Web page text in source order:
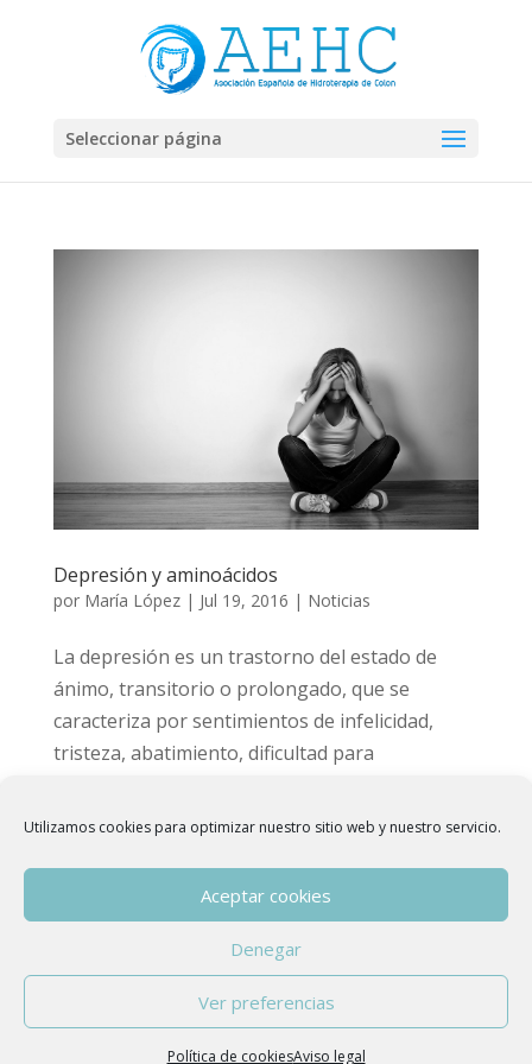
Utilizamos cookies para optimizar nuestro sitio web y nuestro servicio.
Aceptar cookies
Denegar
Ver preferencias
Política de cookiesAviso legal
Seleccionar página
Depresión y aminoácidos
por María López| Jul 19, 2016 | Noticias
La depresión es un trastorno del estado de
ánimo, transitorio o prolongado, que se
caracteriza por sentimientos de infelicidad,
tristeza, abatimiento, dificultad para
incapacidad de disfrutar. Puede estar o no
Copyright © 2015 - 2026
Asociación Española
de Hidroterapia de Colon| Developed by
anfora|Aviso Legal